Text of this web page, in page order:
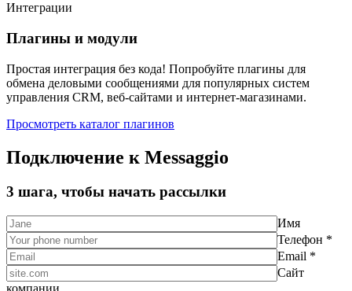
Интеграции
Плагины и модули
Простая интеграция без кода! Попробуйте плагины для
обмена деловыми сообщениями для популярных систем
управления CRM, веб-сайтами и интернет-магазинами.
Просмотреть каталог плагинов
Подключение к Messaggio
3 шага, чтобы начать рассылки
Имя
Телефон *
Email *
Сайт